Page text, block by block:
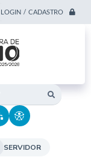
LOGIN / CADASTRO
SERVIDOR